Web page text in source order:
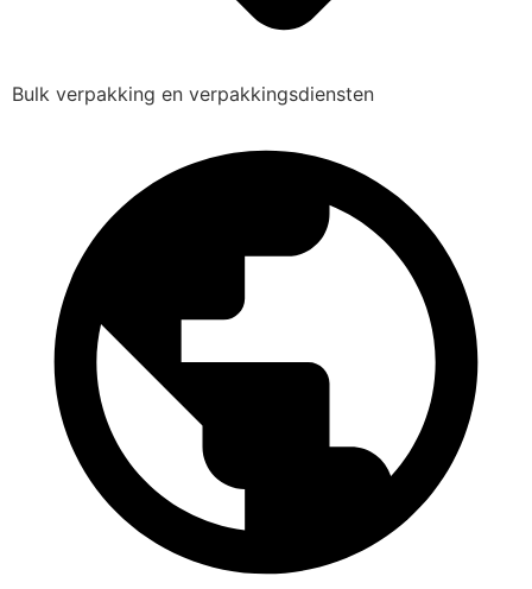
Bulk verpakking en verpakkingsdiensten